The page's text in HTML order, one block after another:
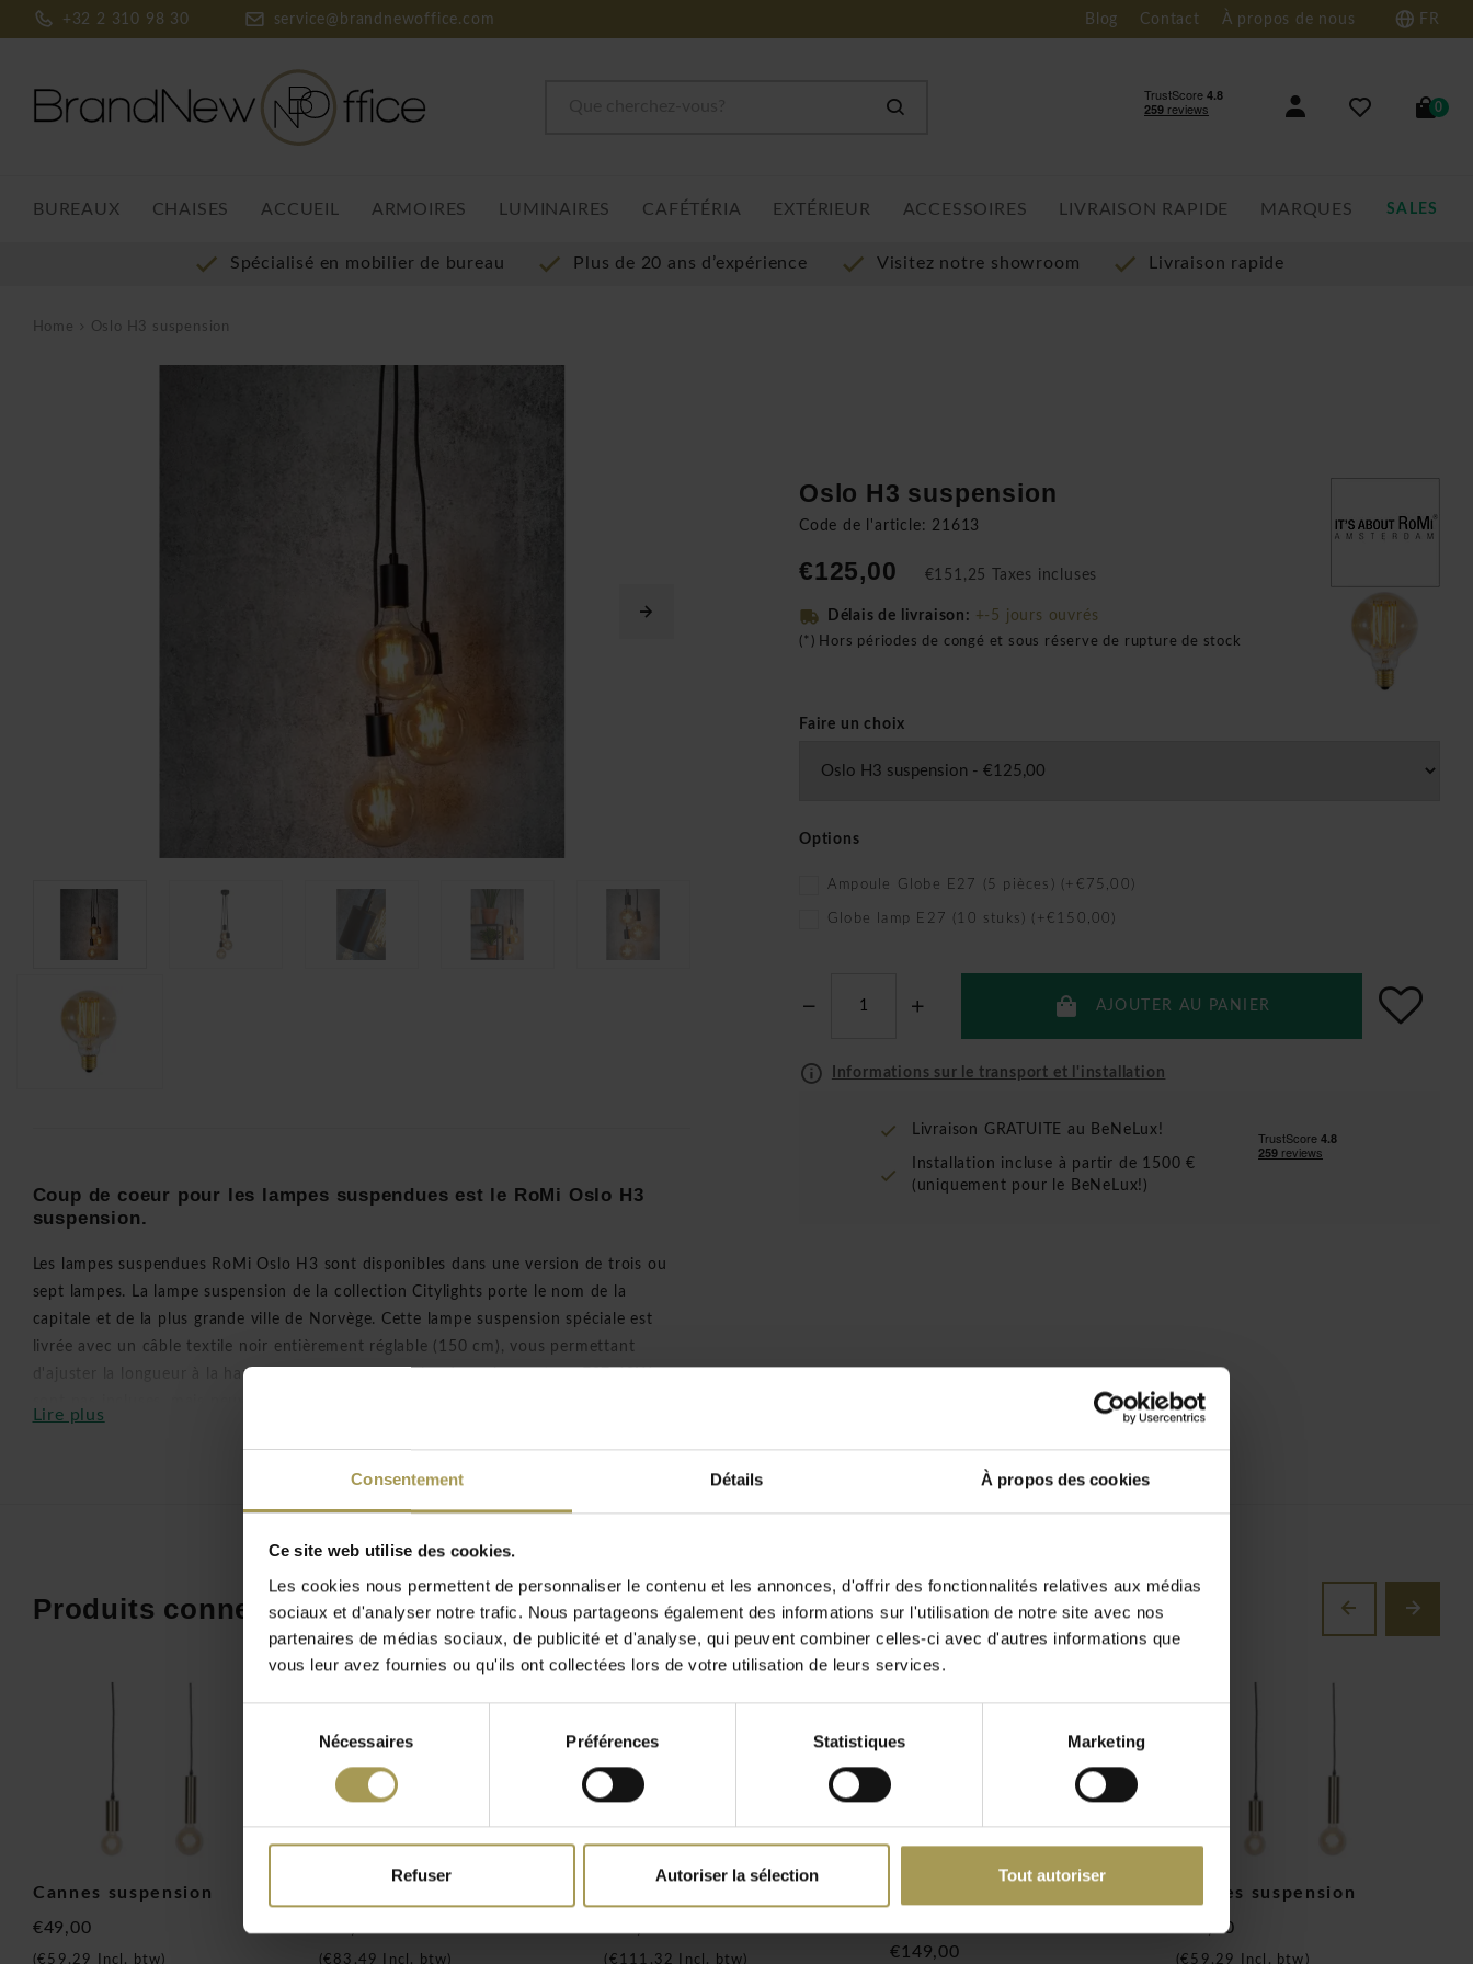
Consentement Détails À propos des cookies
Ce site web utilise des cookies.
Les cookies nous permettent de personnaliser le contenu et les annonces, d'offrir des fonctionnalités relatives aux médias
sociaux et d'analyser notre trafic. Nous partageons également des informations sur l'utilisation de notre site avec nos
partenaires de médias sociaux, de publicité et d'analyse, qui peuvent combiner celles-ci avec d'autres informations que
vous leur avez fournies ou qu'ils ont collectées lors de votre utilisation de leurs services.
consentement
Nécessaires Préférences Statistiques Marketing
Refuser Autoriser la sélection Tout autoriser
+32 2 310 98 30 service@brandnewoffice.com Blog Contact À propos de nous FR
0
BUREAUX CHAISES ACCUEIL ARMOIRES LUMINAIRES CAFÉTÉRIA EXTÉRIEUR ACCESSOIRES LIVRAISON RAPIDE MARQUES SALES
Spécialisé en mobilier de bureau Plus de 20 ans d’expérience Visitez notre showroom Livraison rapide
Home Oslo H3 suspension
Coup de coeur pour les lampes suspendues est le RoMi Oslo H3
suspension.
Les lampes suspendues RoMi Oslo H3 sont disponibles dans une version de trois ou
sept lampes. La lampe suspension de la collection Citylights porte le nom de la
capitale et de la plus grande ville de Norvège. Cette lampe suspension spéciale est
livrée avec un câble textile noir entièrement réglable (150 cm), vous permettant
d'ajuster la longueur à la hauteur idéale. Les ampoules de rechange type E27 40W ne
Ce fabricant est situé aux Pays-Bas et est célèbre pour son luminaire design. Depuis
1993, ils ont fait de l'éclairage de bureau, l'éclairage décoratif pour la maison et
l'éclairage de design pour le secteur HoReCa (Hôtel-Restaurant-Café). L'inspiration de
leur éclairage provient principalement de la vie urbaine d'Amsterdam, mais la nature
En raison de l'inspiration de la nature, RoMi apporte également une contribution
considérable à l'éclairage durable avec la marque GOOD & MOJO. Unique en raison de
la combinaison de la vie urbaine avec des matériaux naturels.
La série la plus célèbre de RoMi, la collection Citylights à reçu le nom d'une ville de
classe mondiale. Chaque lampe suspendue, lampe de sol, lampe de bureau, lampe de
table de cette série exsude simplicité avec une forte conception en matériaux purs.
Brand New Office est revendeur officiel de It's About RoMi. Nous pouvons fournir
Lire plus
Oslo H3 suspension
Code de l'article: 21613
€125,00 €151,25 Taxes incluses
Délais de livraison: +-5 jours ouvrés
(*) Hors périodes de congé et sous réserve de rupture de stock
Faire un choix
Options
Ampoule Globe E27 (5 pièces) (+€75,00)
Globe lamp E27 (10 stuks) (+€150,00)
AJOUTER AU PANIER
Informations sur le transport et l'installation
Livraison GRATUITE au BeNeLux!
Installation incluse à partir de 1500 €
(uniquement pour le BeNeLux!)
Produits connexes
Cannes suspension
€49,00
(€59,29 Incl. btw)
€69,00
€83,49 Incl. btw)
€92,00
€111,32 Incl. btw)
€149,00
Cannes suspension
€49,00
(€59,29 Incl. btw)